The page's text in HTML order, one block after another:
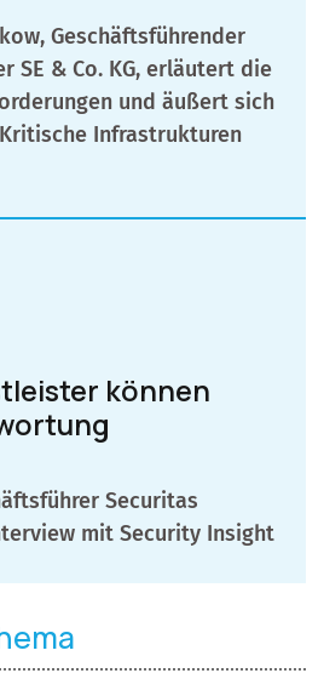
Geschäftsführender
SE & Co. KG, erläutert die
und äußert sich
Infrastrukturen
können
Securitas
mit Security Insight